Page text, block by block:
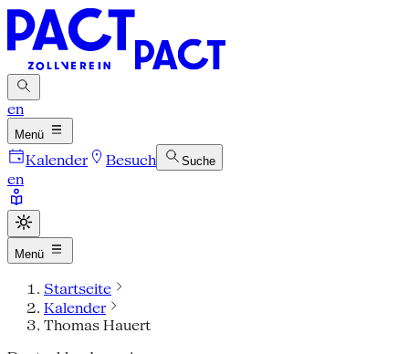
en
Menü
Kalender Besuch Suche
en
Menü
Startseite
Kalender
Thomas Hauert